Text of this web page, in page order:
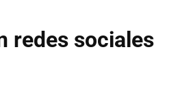
redes sociales